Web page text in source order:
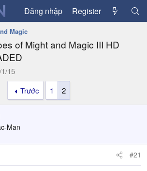
Đăng nhập Register
Magic
of Might and Magic III HD
15
Trước
1 2
Man
#21